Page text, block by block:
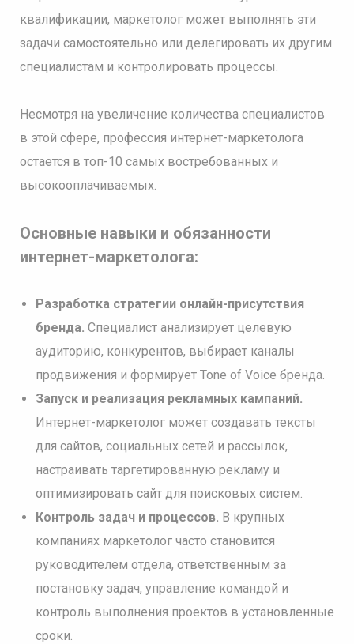
квалификации, маркетолог может выполнять эти
задачи самостоятельно или делегировать их другим
специалистам и контролировать процессы.
Несмотря на увеличение количества специалистов
в этой сфере, профессия интернет-маркетолога
остается в топ-10 самых востребованных и
высокооплачиваемых.
Основные навыки и обязанности
интернет-маркетолога:
Разработка стратегии онлайн-присутствия
бренда. Специалист анализирует целевую
аудиторию, конкурентов, выбирает каналы
продвижения и формирует Tone of Voice бренда.
Запуск и реализация рекламных кампаний.
Интернет-маркетолог может создавать тексты
для сайтов, социальных сетей и рассылок,
настраивать таргетированную рекламу и
оптимизировать сайт для поисковых систем.
Контроль задач и процессов. В крупных
компаниях маркетолог часто становится
руководителем отдела, ответственным за
постановку задач, управление командой и
контроль выполнения проектов в установленные
сроки.